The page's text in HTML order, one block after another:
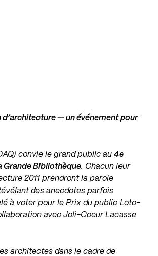
d’architecture — un événement pour
convie le grand public au4e
Grande Bibliothèque. Chacun leur
2011 prendront la parole
des anecdotes parfois
à voter pour le Prix du public Loto-
avec Joli-Coeur Lacasse
architectes dans le cadre de